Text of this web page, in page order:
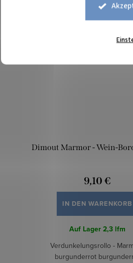
Dimout Marmor - Wein-
9,10 €
IN DEN WARENKORB
Auf Lager 2,3 lfm
Verdunkelungsrollo -
burgunderrot